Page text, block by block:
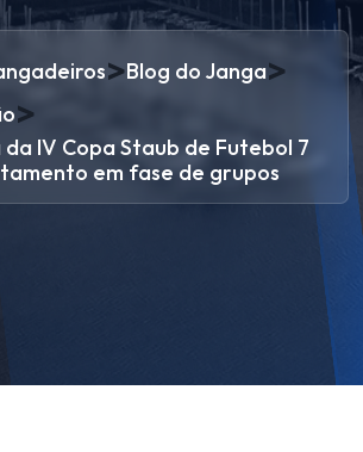
>Blog do Janga>
>
IV Copa Staub de Futebol 7
em fase de grupos